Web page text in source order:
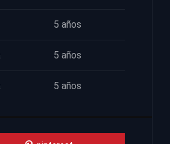
5 años
5 años
5 años